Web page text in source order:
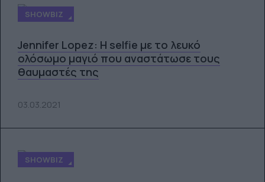
SHOWBIZ
Jennifer Lopez: Η selfie με το λευκό
ολόσωμο μαγιό που αναστάτωσε τους
θαυμαστές της
03.03.2021
SHOWBIZ